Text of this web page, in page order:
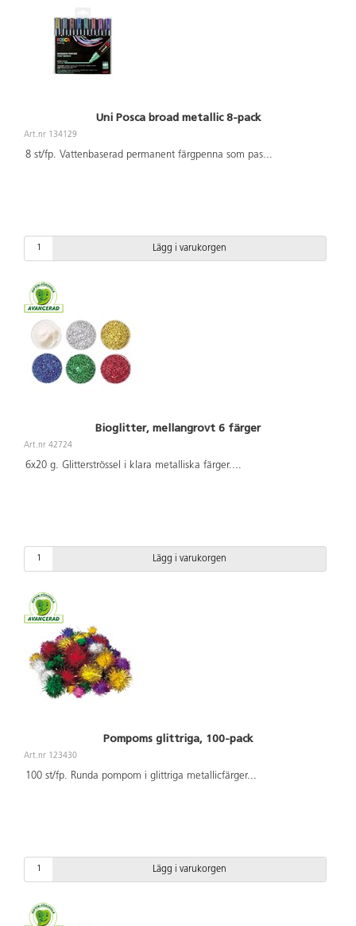
Uni Posca broad metallic 8-pack
Art.nr 134129
8 st/fp. Vattenbaserad permanent färgpenna som pas...
Lägg i varukorgen
Bioglitter, mellangrovt 6 färger
Art.nr 42724
6x20 g. Glitterströssel i klara metalliska färger....
Lägg i varukorgen
Pompoms glittriga, 100-pack
Art.nr 123430
100 st/fp. Runda pompom i glittriga metallicfärger...
Lägg i varukorgen